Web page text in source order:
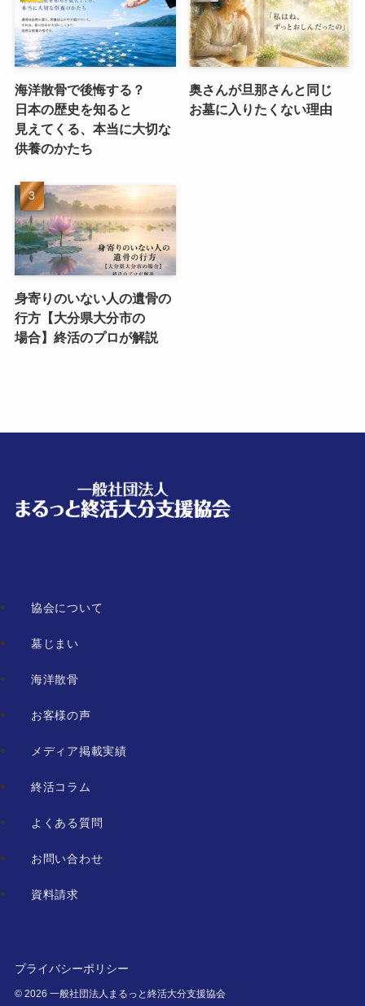
海洋散骨で​後悔する？​
日本の​歴史を​知ると​
見えてくる、​本当に​大切な​
供養のかたち
奥さんが​旦那さんと​同じ​
お墓に​入りたくない​理由
身寄りのいない​人の​遺骨の​
行方​【大分県大分市の​
場合】終活の​プロが​解説
協会について
墓じまい
海洋散骨
お客様の声
メディア掲載実績
終活コラム
よくある質問
お問い合わせ
資料請求
©2026 一般社団法人まるっと終活大分支援協会
プライバシーポリシー